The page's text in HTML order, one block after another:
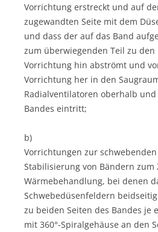
Vorrichtung erstreckt und auf
zugewandten Seite mit dem
und dass der auf das Band
zum überwiegenden Teil zu den
Vorrichtung hin abströmt und
Vorrichtung her in den
Radialventilatoren oberhalb
Bandes eintritt;
b)
Vorrichtungen zur
Stabilisierung von Bändern zum
Wärmebehandlung, bei denen
Schwebedüsenfeldern
zu beiden Seiten des Bandes je
mit 360°-Spiralgehäuse an den